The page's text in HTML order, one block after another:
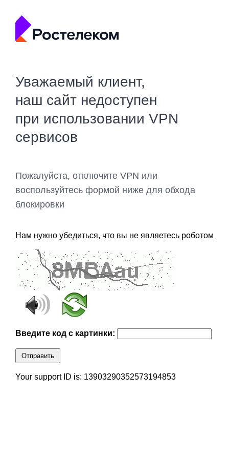
Уважаемый клиент,
наш сайт недоступен
при использовании VPN
сервисов
Пожалуйста, отключите VPN или
воспользуйтесь формой ниже для обхода
блокировки
Нам нужно убедиться, что вы не являетесь роботом
Введите код с картинки:
Отправить
Your support ID is: 13903290352573194853